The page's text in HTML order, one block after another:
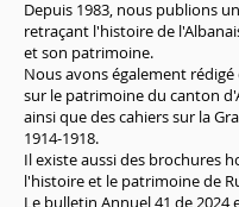
Depuis 1983, nous publions un
retraçant l'histoire de
et son patrimoine.
Nous avons également rédigé
sur le patrimoine du canton
ainsi que des cahiers sur la
1914-1918.
Il existe aussi des brochures
l'histoire et le patrimoine de
Le bulletin Annuel 41 de 2024